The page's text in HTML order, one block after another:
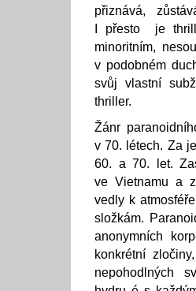
přiznává,
I přesto je
minoritním,
v podobném
svůj vlastní
thriller.
Žánr
v 70. létech. Za
60. a 70. let.
ve Vietnamu a
vedly k
složkám.
anonymních
konkrétní
nepohodlných